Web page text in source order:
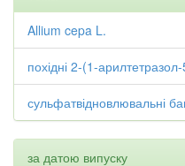
Allium cepa L.
похідні 2-(1-арилтетразол-
сульфатвідновлювальні
за датою випуску